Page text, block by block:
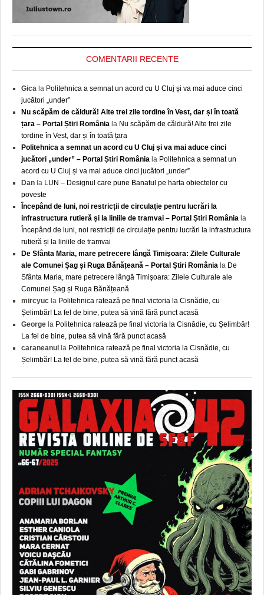
COMENTARII RECENTE
Gica la Politehnica a semnat un acord cu U Cluj și va mai aduce cinci
jucători „under”
Nu scăpăm de căldură! Alte trei zile tordine în Vest, dar și în toată
țara – Portal Știri România la Nu scăpăm de căldură! Alte trei zile
tordine în Vest, dar și în toată țara
Politehnica a semnat un acord cu U Cluj și va mai aduce cinci
jucători „under” – Portal Știri România la Politehnica a semnat un
acord cu U Cluj și va mai aduce cinci jucători „under”
Dan la LUN – Designul care pune Banatul pe harta obiectelor cu
poveste
Începând de luni, noi restricții de circulație pentru lucrări la
infrastructura rutieră și la liniile de tramvai – Portal Știri România la
Începând de luni, noi restricții de circulație pentru lucrări la infrastructura
rutieră și la liniile de tramvai
De Sfânta Maria, mare petrecere lângă Timişoara: Zilele Culturale
ale Comunei Șag și Ruga Bănățeană – Portal Știri România la De
Sfânta Maria, mare petrecere lângă Timişoara: Zilele Culturale ale
Comunei Șag și Ruga Bănățeană
mircyuc la Politehnica ratează pe final victoria la Cisnădie, cu
Șelimbăr! La fel de bine, putea să vină fără punct acasă
George la Politehnica ratează pe final victoria la Cisnădie, cu Șelimbăr!
La fel de bine, putea să vină fără punct acasă
caraneanul la Politehnica ratează pe final victoria la Cisnădie, cu
Șelimbăr! La fel de bine, putea să vină fără punct acasă